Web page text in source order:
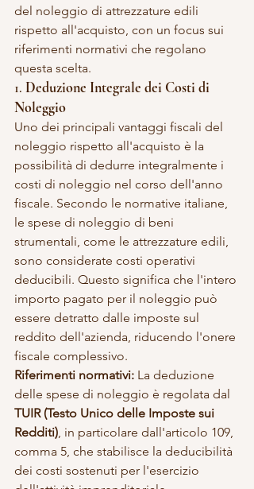
del noleggio di attrezzature edili
rispetto all'acquisto, con un focus sui
riferimenti normativi che regolano
questa scelta.
1. Deduzione Integrale dei Costi di
Noleggio
Uno dei principali vantaggi fiscali del
noleggio rispetto all'acquisto è la
possibilità di dedurre integralmente i
costi di noleggio nel corso dell'anno
fiscale. Secondo le normative italiane,
le spese di noleggio di beni
strumentali, come le attrezzature edili,
sono considerate costi operativi
deducibili. Questo significa che l'intero
importo pagato per il noleggio può
essere detratto dalle imposte sul
reddito dell'azienda, riducendo l'onere
fiscale complessivo.
Riferimenti normativi: La deduzione
delle spese di noleggio è regolata dal
TUIR (Testo Unico delle Imposte sui
Redditi), in particolare dall'articolo 109,
comma 5, che stabilisce la deducibilità
dei costi sostenuti per l'esercizio